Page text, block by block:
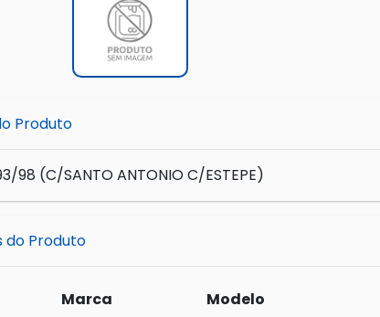
Produto
98 (C/SANTO ANTONIO C/ESTEPE)
do Produto
Marca Modelo